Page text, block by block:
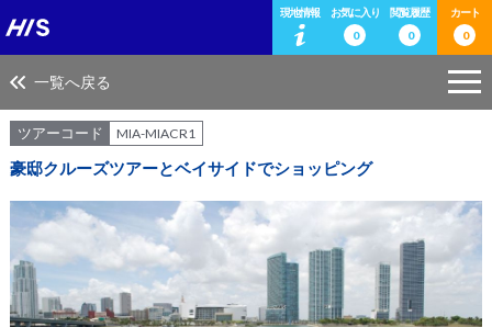
現地情報
お気に入り
0
閲覧履歴
0
カート
0
一覧へ戻る
ツアーコード MIA-MIACR1
豪邸クルーズツアーとベイサイドでショッピング